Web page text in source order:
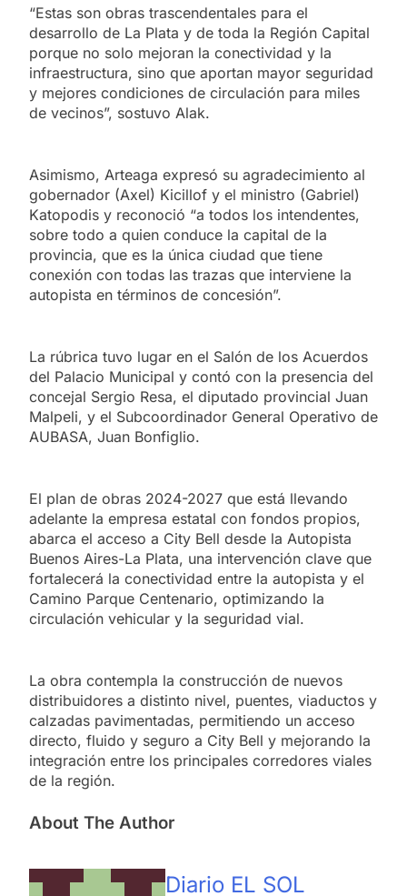
“Estas son obras trascendentales para el
desarrollo de La Plata y de toda la Región Capital
porque no solo mejoran la conectividad y la
infraestructura, sino que aportan mayor seguridad
y mejores condiciones de circulación para miles
de vecinos”, sostuvo Alak.
Asimismo, Arteaga expresó su agradecimiento al
gobernador (Axel) Kicillof y el ministro (Gabriel)
Katopodis y reconoció “a todos los intendentes,
sobre todo a quien conduce la capital de la
provincia, que es la única ciudad que tiene
conexión con todas las trazas que interviene la
autopista en términos de concesión”.
La rúbrica tuvo lugar en el Salón de los Acuerdos
del Palacio Municipal y contó con la presencia del
concejal Sergio Resa, el diputado provincial Juan
Malpeli, y el Subcoordinador General Operativo de
AUBASA, Juan Bonfiglio.
El plan de obras 2024-2027 que está llevando
adelante la empresa estatal con fondos propios,
abarca el acceso a City Bell desde la Autopista
Buenos Aires-La Plata, una intervención clave que
fortalecerá la conectividad entre la autopista y el
Camino Parque Centenario, optimizando la
circulación vehicular y la seguridad vial.
La obra contempla la construcción de nuevos
distribuidores a distinto nivel, puentes, viaductos y
calzadas pavimentadas, permitiendo un acceso
directo, fluido y seguro a City Bell y mejorando la
integración entre los principales corredores viales
de la región.
About The Author
Diario EL SOL